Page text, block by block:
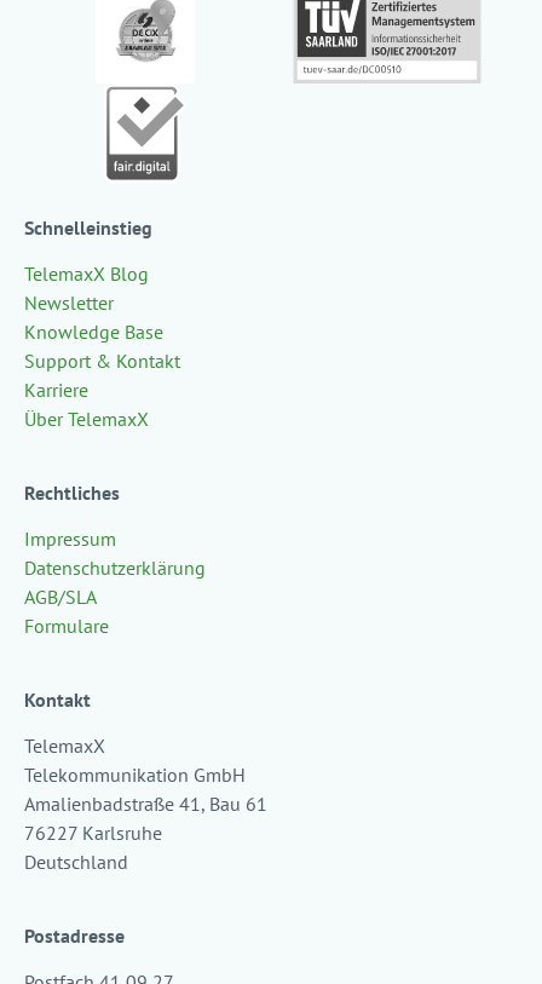
Schnelleinstieg
TelemaxX Blog
Newsletter
Knowledge Base
Support & Kontakt
Karriere
Über TelemaxX
Rechtliches
Impressum
Datenschutzerklärung
AGB/SLA
Formulare
Kontakt
TelemaxX
Telekommunikation GmbH
Amalienbadstraße 41, Bau 61
76227 Karlsruhe
Deutschland
Postadresse